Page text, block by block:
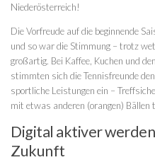
Niederösterreich!
Die Vorfreude auf die beginnende
und so war die Stimmung – trotz
großartig. Bei Kaffee, Kuchen und
stimmten sich die Tennisfreunde
sportliche Leistungen ein –
mit etwas anderen (orangen) Bällen
Digital aktiver
Zukunft